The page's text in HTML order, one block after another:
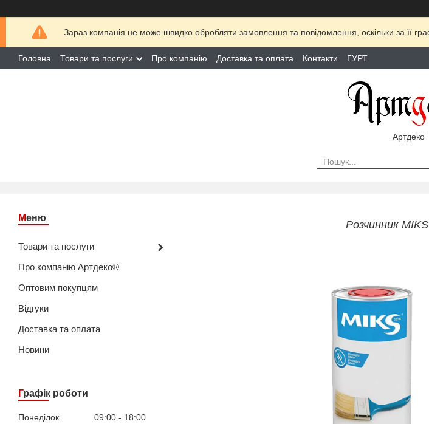
Зараз компанія не може швидко обробляти замовлення та повідомлення, оскільки за її
Головна Товари та послуги Про компанію Доставка та оплата Контакти ГУРТ
Артдеко
Товари та послуги
Про компанію Артдеко®
Оптовим покупцям
Відгуки
Доставка та оплата
Новини
Графік роботи
Понеділок 09:00
18:00
Розчинник